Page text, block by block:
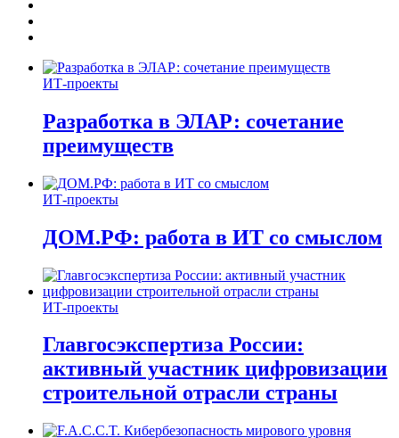
ИТ-проекты
Разработка в ЭЛАР: сочетание
преимуществ
ИТ-проекты
ДОМ.РФ: работа в ИТ со смыслом
ИТ-проекты
Главгосэкспертиза России:
активный участник цифровизации
строительной отрасли страны